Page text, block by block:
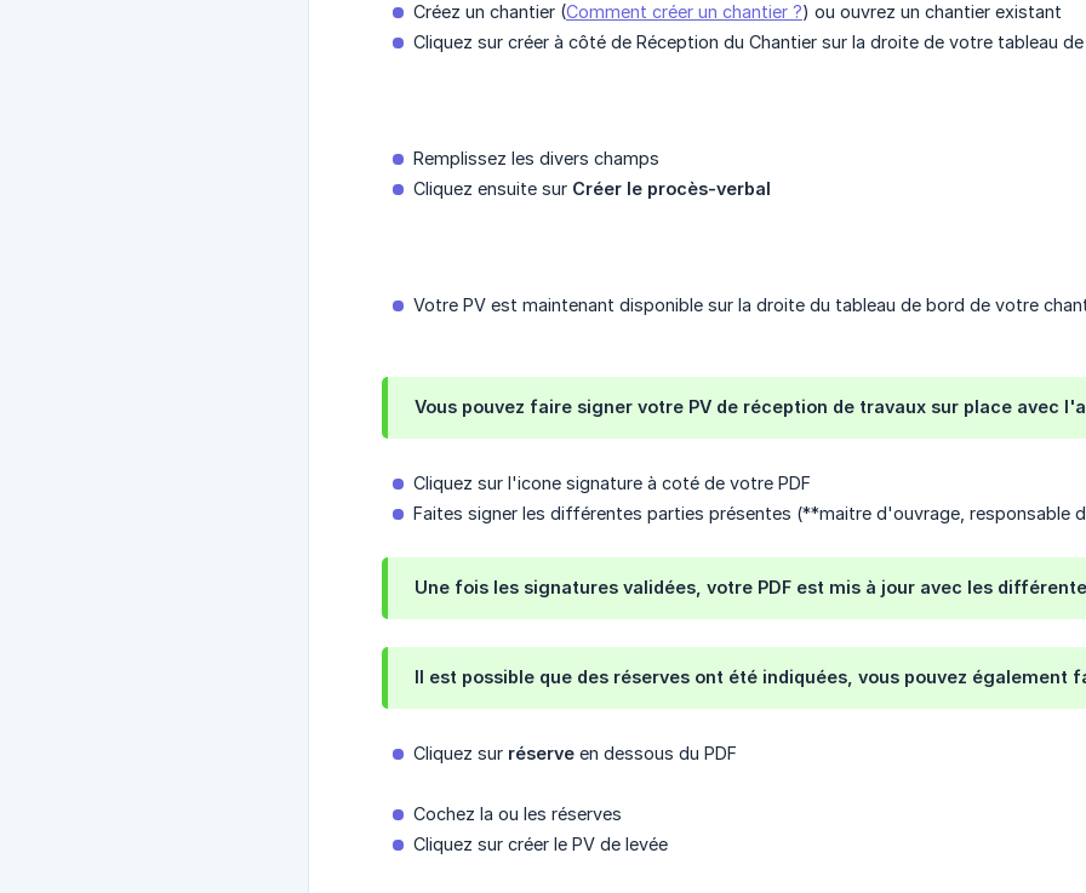
Créez un chantier (Comment créer un chantier ?) ou ouvrez un chantier existant
Cliquez sur créer à côté de Réception du Chantier sur la droite de votre tableau
Remplissez les divers champs
Cliquez ensuite sur Créer le procès-verbal
Votre PV est maintenant disponible sur la droite du tableau de bord de votre
Vous pouvez faire signer votre PV de réception de travaux sur place avec
Cliquez sur l'icone signature à coté de votre PDF
Faites signer les différentes parties présentes (**maitre d'ouvrage, responsable
Une fois les signatures validées, votre PDF est mis à jour avec les
Il est possible que des réserves ont été indiquées, vous pouvez également
Cliquez sur réserve en dessous du PDF
Cochez la ou les réserves
Cliquez sur créer le PV de levée